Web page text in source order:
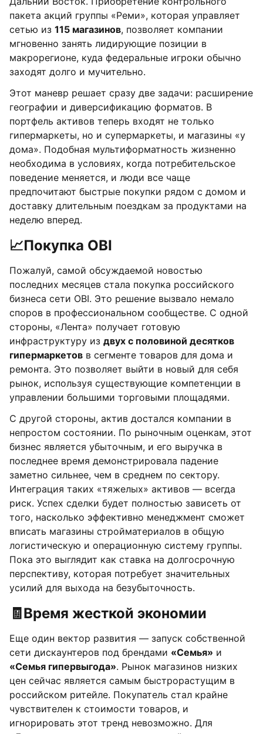
пакета акций группы «Реми», которая управляет
сетью из 115 магазинов, позволяет компании
мгновенно занять лидирующие позиции в
макрорегионе, куда федеральные игроки обычно
заходят долго и мучительно.
Этот маневр решает сразу две задачи: расширение
географии и диверсификацию форматов. В
портфель активов теперь входят не только
гипермаркеты, но и супермаркеты, и магазины «у
дома». Подобная мультиформатность жизненно
необходима в условиях, когда потребительское
поведение меняется, и люди все чаще
предпочитают быстрые покупки рядом с домом и
доставку длительным поездкам за продуктами на
неделю вперед.
📈Покупка OBI
Пожалуй, самой обсуждаемой новостью
последних месяцев стала покупка российского
бизнеса сети OBI. Это решение вызвало немало
споров в профессиональном сообществе. С одной
стороны, «Лента» получает готовую
инфраструктуру из двух с половиной десятков
гипермаркетов в сегменте товаров для дома и
ремонта. Это позволяет выйти в новый для себя
рынок, используя существующие компетенции в
управлении большими торговыми площадями.
С другой стороны, актив достался компании в
непростом состоянии. По рыночным оценкам, этот
бизнес является убыточным, и его выручка в
последнее время демонстрировала падение
заметно сильнее, чем в среднем по сектору.
Интеграция таких «тяжелых» активов — всегда
риск. Успех сделки будет полностью зависеть от
того, насколько эффективно менеджмент сможет
вписать магазины стройматериалов в общую
логистическую и операционную систему группы.
Пока это выглядит как ставка на долгосрочную
перспективу, которая потребует значительных
усилий для выхода на безубыточность.
🧾 Время жесткой экономии
Еще один вектор развития — запуск собственной
сети дискаунтеров под брендами «Семья» и
«Семья гипервыгода». Рынок магазинов низких
цен сейчас является самым быстрорастущим в
российском ритейле. Покупатель стал крайне
чувствителен к стоимости товаров, и
игнорировать этот тренд невозможно. Для